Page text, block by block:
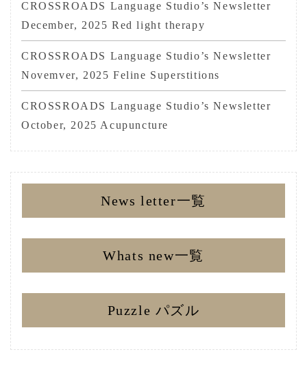
CROSSROADS Language Studio’s Newsletter
December, 2025 Red light therapy
CROSSROADS Language Studio’s Newsletter
Novemver, 2025 Feline Superstitions
CROSSROADS Language Studio’s Newsletter
October, 2025 Acupuncture
News letter一覧
Whats new一覧
Puzzle パズル